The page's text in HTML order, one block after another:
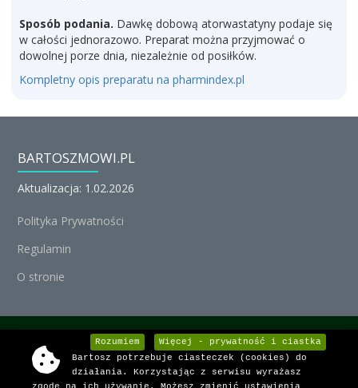
Sposób podania. Dawkę dobową atorwastatyny podaje się
w całości jednorazowo. Preparat można przyjmować o
dowolnej porze dnia, niezależnie od posiłków.
Kompletny opis preparatu na pharmindex.pl
BARTOSZMOWI.PL
Aktualizacja: 1.02.2026
Polityka Prywatności
Regulamin
O stronie
© Michał Nedoszytko 2026, Wszystkie prawa zastrzeżone.
Informacje o lekach dostarcza:
Rozumiem
Więcej - prywatność i ciastka
Bartosz potrzebuje ciasteczek (cookies) do
działania. Korzystając z serwisu wyrażasz